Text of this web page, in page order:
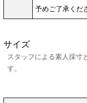
予めご了承くだ
サイズ
スタッフによる素人採寸
す。